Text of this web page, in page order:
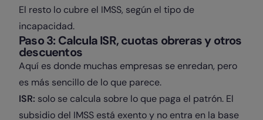
El resto lo cubre el IMSS, según el tipo de
incapacidad.
Paso 3: Calcula ISR, cuotas obreras y otros
descuentos
Aquí es donde muchas empresas se enredan, pero
es más sencillo de lo que parece.
ISR: solo se calcula sobre lo que paga el patrón. El
subsidio del IMSS está exento y no entra en la base